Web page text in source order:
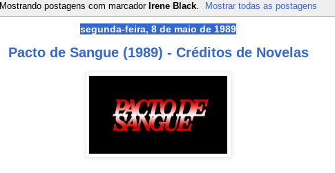
Mostrando postagens com marcador Irene Black. Mostrar todas as postagens
segunda-feira, 8 de maio de 1989
Pacto de Sangue (1989) - Créditos de Novelas